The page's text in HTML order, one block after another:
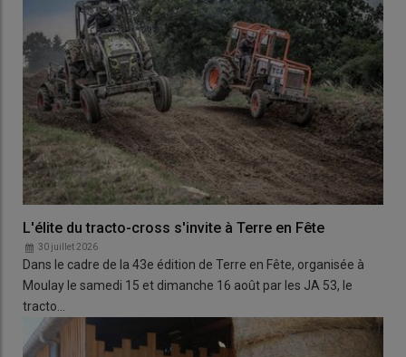
L'élite du tracto-cross s'invite à Terre en Fête
30 juillet 2026
Dans le cadre de la 43e édition de Terre en Fête, organisée à
Moulay le samedi 15 et dimanche 16 août par les JA 53, le
tracto…